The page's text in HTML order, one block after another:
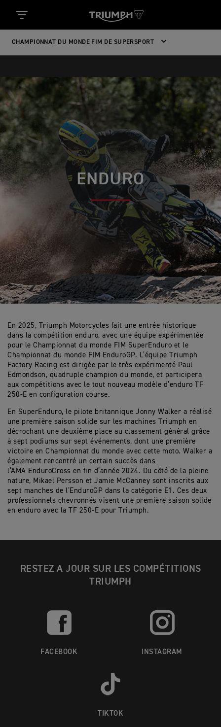
CHAMPIONNAT DU MONDE FIM DE SUPERSPORT
ENDURO
En 2025, Triumph Motorcycles fait une entrée historique
dans la compétition enduro, avec une équipe expérimentée
pour le Championnat du monde FIM SuperEnduro et le
Championnat du monde FIM EnduroGP. L’équipe Triumph
Factory Racing est dirigée par le très expérimenté Paul
Edmondson, quadruple champion du monde, et participera
aux compétitions avec le tout nouveau modèle d’enduro TF
250-E en configuration course.
En SuperEnduro, le pilote britannique Jonny Walker a réalisé
une première saison solide sur les machines Triumph en
décrochant une deuxième place au classement général grâce
à sept podiums sur sept événements, dont une première
victoire en Championnat du monde avec cette moto. Walker a
également rencontré un certain succès dans
l’AMA EnduroCross en fin d’année 2024. Du côté de la pleine
nature, Mikael Persson et Jamie McCanney sont inscrits aux
sept manches de l’EnduroGP dans la catégorie E1. Ces deux
professionnels chevronnés visent une première saison solide
en enduro avec la TF 250-E pour Triumph.
RESTEZ A JOUR SUR LES COMPÉTITIONS
TRIUMPH
FACEBOOK INSTAGRAM
TIKTOK